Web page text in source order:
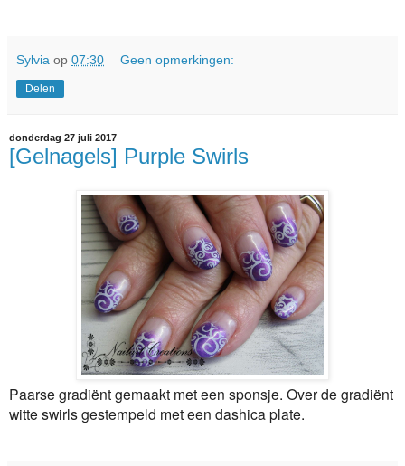
Sylvia op 07:30 Geen opmerkingen:
Delen
donderdag 27 juli 2017
[Gelnagels] Purple Swirls
Paarse gradiënt gemaakt met een sponsje. Over de gradiënt
witte swirls gestempeld met een dashica plate.